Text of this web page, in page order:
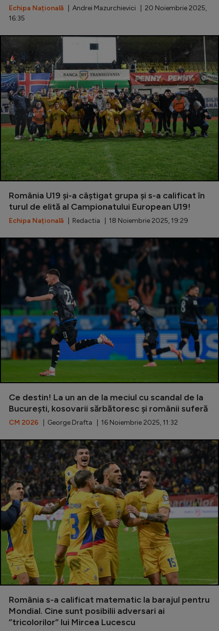
Echipa Națională | Andrei Mazurchievici | 20 Noiembrie 2025,
16:35
România U19 și-a câștigat grupa și s-a calificat în
turul de elită al Campionatului European U19!
Echipa Națională | Redactia | 18 Noiembrie 2025, 19:29
Ce destin! La un an de la meciul cu scandal de la
București, kosovarii sărbătoresc și românii suferă
CM 2026 | George Drafta | 16 Noiembrie 2025, 11:32
România s-a calificat matematic la barajul pentru
Mondial. Cine sunt posibilii adversari ai
”tricolorilor” lui Mircea Lucescu